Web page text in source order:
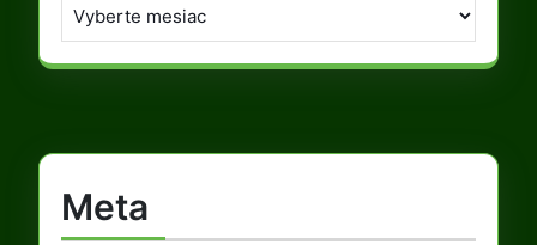
Meta